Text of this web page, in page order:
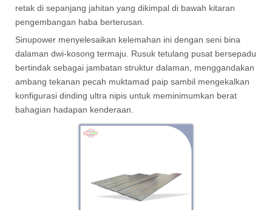
retak di sepanjang jahitan yang dikimpal di bawah kitaran
pengembangan haba berterusan.
Sinupower menyelesaikan kelemahan ini dengan seni bina
dalaman dwi-kosong termaju. Rusuk tetulang pusat bersepadu
bertindak sebagai jambatan struktur dalaman, menggandakan
ambang tekanan pecah muktamad paip sambil mengekalkan
konfigurasi dinding ultra nipis untuk meminimumkan berat
bahagian hadapan kenderaan.